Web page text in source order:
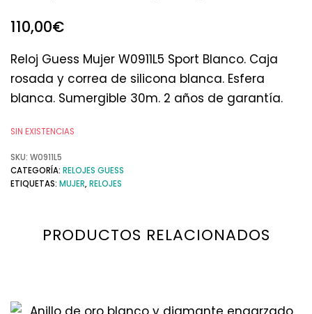
110,00€
Reloj Guess Mujer W0911L5 Sport Blanco. Caja
rosada y correa de silicona blanca. Esfera
blanca. Sumergible 30m. 2 años de garantía.
SIN EXISTENCIAS
SKU: W0911L5
CATEGORÍA: RELOJES GUESS
ETIQUETAS: MUJER,RELOJES
PRODUCTOS RELACIONADOS